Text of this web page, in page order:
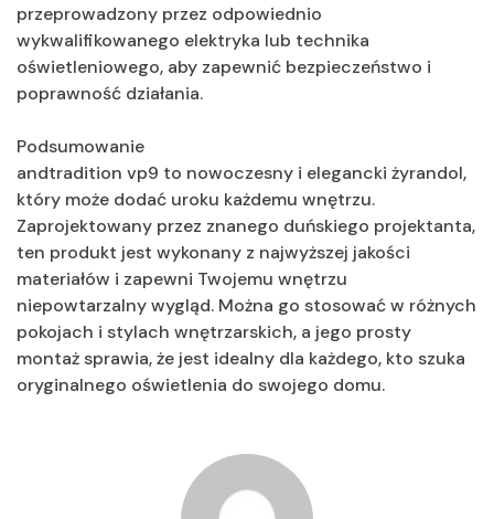
przeprowadzony przez odpowiednio
wykwalifikowanego elektryka lub technika
oświetleniowego, aby zapewnić bezpieczeństwo i
poprawność działania.
Podsumowanie
andtradition vp9 to nowoczesny i elegancki żyrandol,
który może dodać uroku każdemu wnętrzu.
Zaprojektowany przez znanego duńskiego projektanta,
ten produkt jest wykonany z najwyższej jakości
materiałów i zapewni Twojemu wnętrzu
niepowtarzalny wygląd. Można go stosować w różnych
pokojach i stylach wnętrzarskich, a jego prosty
montaż sprawia, że jest idealny dla każdego, kto szuka
oryginalnego oświetlenia do swojego domu.